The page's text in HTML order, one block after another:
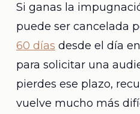
Si ganas la
puede ser cancelada
60 días desde el día
para solicitar una
pierdes ese plazo,
vuelve mucho más